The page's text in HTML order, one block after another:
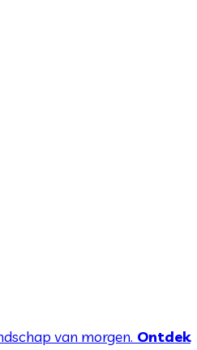
van morgen. Ontdek